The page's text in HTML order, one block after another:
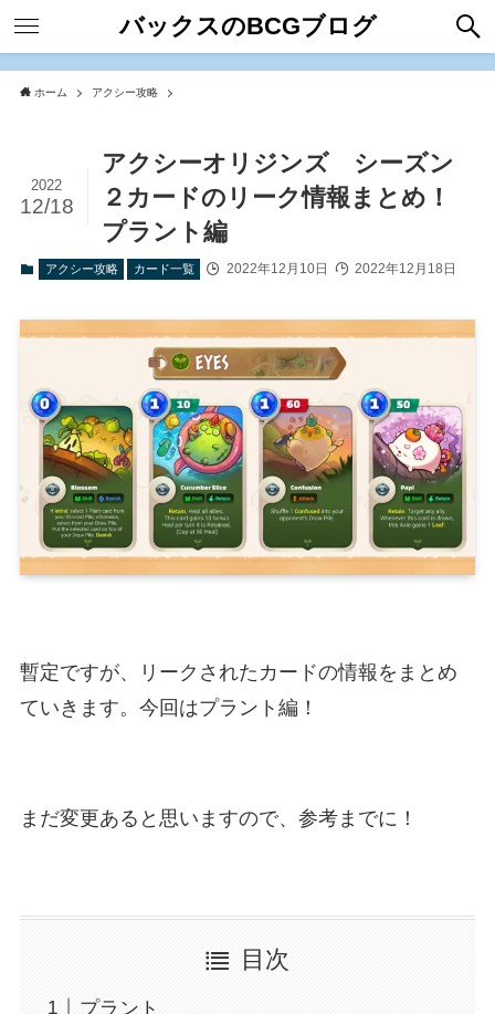
バックスのBCGブログ
ホーム アクシー攻略
アクシーオリジンズ シーズン
２カードのリーク情報まとめ！
プラント編
2022
12/18
アクシー攻略 カード一覧 2022年12月10日 2022年12月18日
暫定ですが、リークされたカードの情報をまとめ
ていきます。今回はプラント編！
まだ変更あると思いますので、参考までに！
目次
プラント